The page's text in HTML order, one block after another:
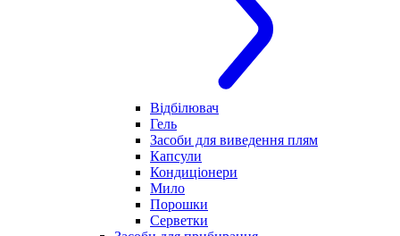
Відбілювач
Гель
Засоби для виведення плям
Капсули
Кондиціонери
Мило
Порошки
Серветки